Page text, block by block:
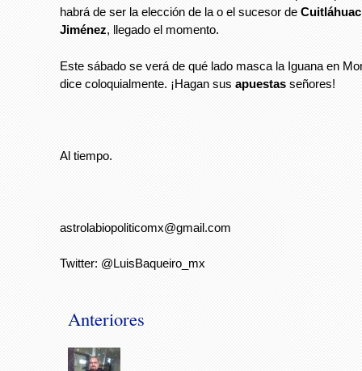
habrá de ser la elección de la o el sucesor de
Jiménez, llegado el momento.
Este sábado se verá de qué lado masca la Iguana en
dice coloquialmente. ¡Hagan sus apuestas señores!
Al tiempo.
astrolabiopoliticomx@gmail.com
Twitter: @LuisBaqueiro_mx
Anteriores